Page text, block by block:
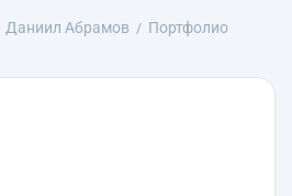
Даниил Абрамов
Портфолио